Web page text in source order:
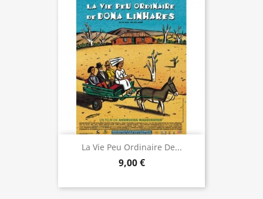
La Vie Peu Ordinaire De...
9,00 €